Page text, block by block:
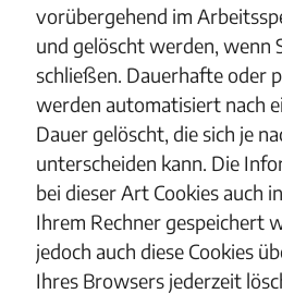
vorübergehend im
und gelöscht werden, wenn
schließen. Dauerhafte oder
werden automatisiert nach
Dauer gelöscht, die sich je
unterscheiden kann. Die
bei dieser Art Cookies auch
Ihrem Rechner gespeichert
jedoch auch diese Cookies
Ihres Browsers jederzeit